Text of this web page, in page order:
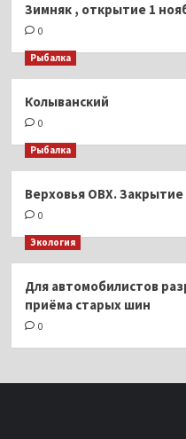
Зимняк , открытие 1
0
Рыбалка
Колыванский
0
Рыбалка
Верховья ОВХ. Закрытие
0
Экология
Для автомобилистов
приёма старых шин
0